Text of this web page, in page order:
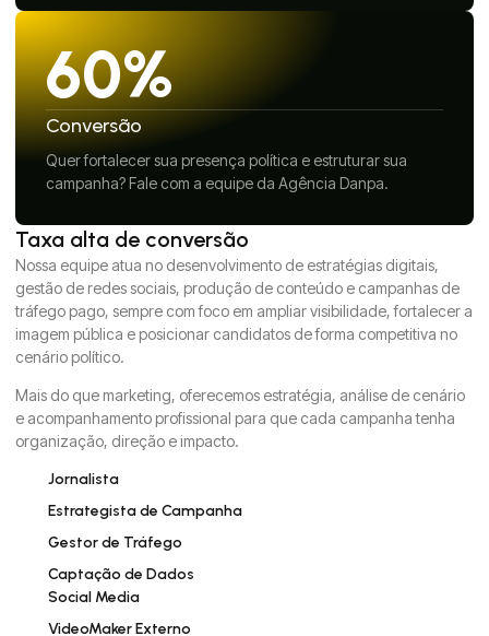
60%
Conversão
Quer fortalecer sua presença política e estruturar sua
campanha? Fale com a equipe da Agência Danpa.
Taxa alta de conversão
Nossa equipe atua no desenvolvimento de estratégias digitais,
gestão de redes sociais, produção de conteúdo e campanhas de
tráfego pago, sempre com foco em ampliar visibilidade, fortalecer a
imagem pública e posicionar candidatos de forma competitiva no
cenário político.
Mais do que marketing, oferecemos estratégia, análise de cenário
e acompanhamento profissional para que cada campanha tenha
organização, direção e impacto.
Jornalista
Estrategista de Campanha
Gestor de Tráfego
Captação de Dados
Social Media
VideoMaker Externo